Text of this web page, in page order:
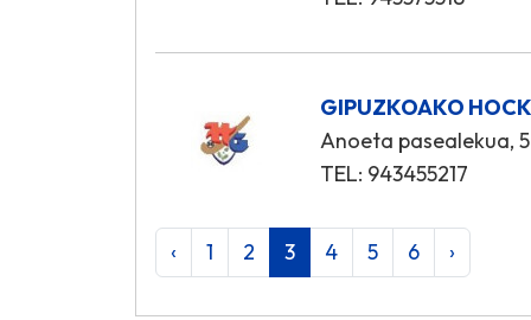
GIPUZKOAKO
Anoeta pasealekua, 5
TEL: 943455217
‹ 1 2 3 4 5 6 ›